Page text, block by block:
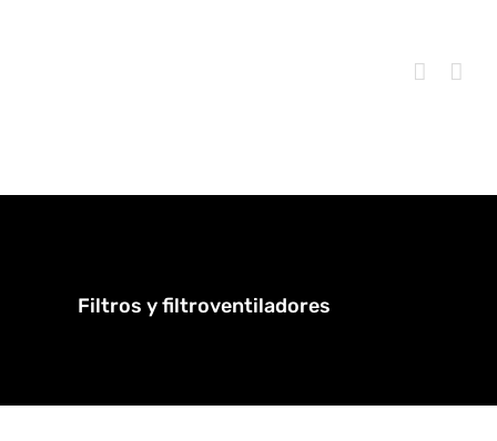
Filtros y filtroventiladores